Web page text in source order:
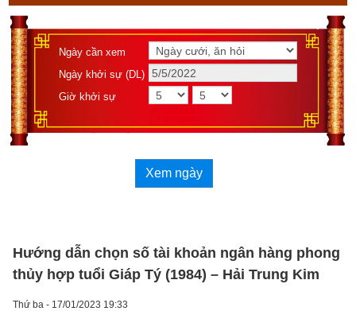
Ngày cần xem
Ngày khởi sự (DL)
Giờ khởi sự
Xem ngày
Hướng dẫn chọn số tài khoản ngân hàng phong
thủy hợp tuổi Giáp Tý (1984) – Hải Trung Kim
Thứ ba - 17/01/2023 19:33